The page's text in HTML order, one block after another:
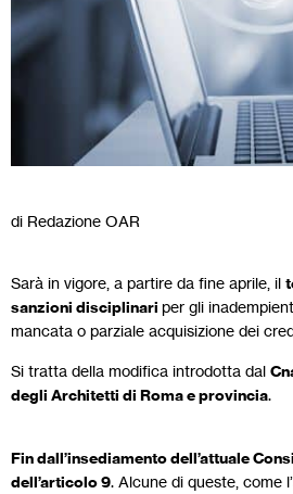
di Redazione OAR
Sarà in vigore, a partire da fine aprile, il
sanzioni disciplinari per gli
mancata o parziale acquisizione dei
Si tratta della modifica introdotta dal
degli Architetti di Roma e provincia.
Fin dall’insediamento dell’attuale
dell’articolo 9. Alcune di queste, come l’